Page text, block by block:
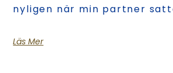
nyligen när min partner
Läs Mer